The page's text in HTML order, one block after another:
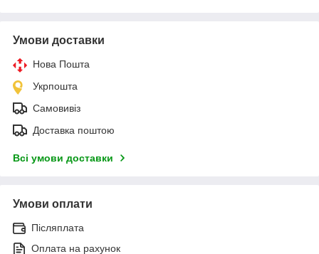
Умови доставки
Нова Пошта
Укрпошта
Самовивіз
Доставка поштою
Всі умови доставки
Умови оплати
Післяплата
Оплата на рахунок